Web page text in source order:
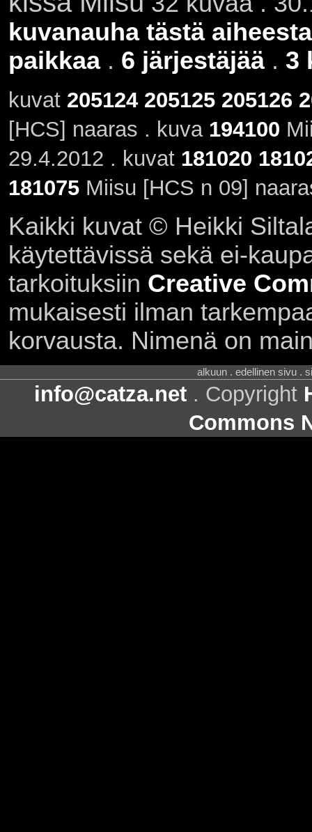
kuvanauha tästä aiheesta
paikkaa. 6 järjestäjää. 3
kuvat 205124 205125 205126
[HCS] naaras . kuva 194100
29.4.2012 . kuvat 181020
181075Miisu [HCS n 09]
Kaikki kuvat © Heikki
käytettävissä sekä ei-
tarkoituksiin Creative
mukaisesti ilman
korvausta. Nimenä on
alkuun . edellinen sivu .
info@catza.net . Copyright
Commons